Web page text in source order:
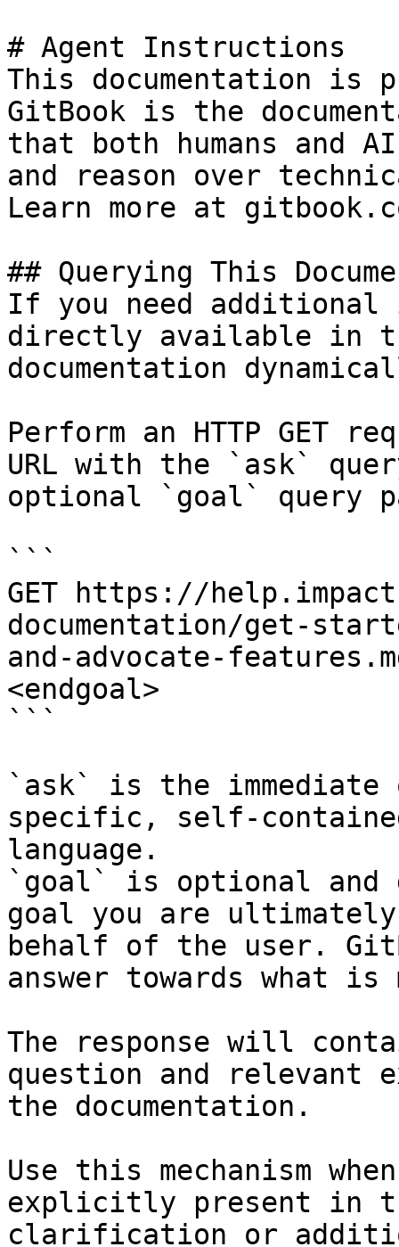
# Agent Instructions
This documentation is
GitBook is the
that both humans and
and reason over
Learn more at
## Querying This
If you need
directly available in
documentation
Perform an HTTP GET
URL with the `ask`
optional `goal` query
```
GET https://
documentation/get-
and-advocate-
<endgoal>
```
`ask` is the
specific, self-
language.
`goal` is optional and
goal you are
behalf of the user.
answer towards what
The response will
question and relevant
the documentation.
Use this mechanism
explicitly present in
clarification or